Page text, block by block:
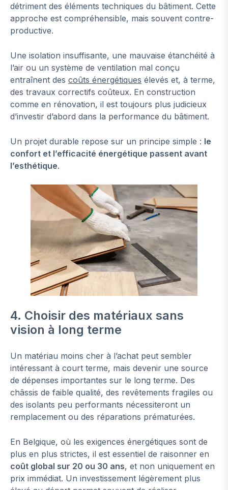
détriment des éléments techniques du bâtiment. Cette
approche est compréhensible, mais souvent contre-
productive.
Une isolation insuffisante, une mauvaise étanchéité à
l’air ou un système de ventilation mal conçu
entraînent des coûts énergétiques élevés et, à terme,
des travaux correctifs coûteux. En construction
comme en rénovation, il est toujours plus judicieux
d’investir d’abord dans la performance du bâtiment.
Un projet durable repose sur un principe simple : le
confort et l’efficacité énergétique passent avant
l’esthétique.
4. Choisir des matériaux sans
vision à long terme
Un matériau moins cher à l’achat peut sembler
intéressant à court terme, mais devenir une source
de dépenses importantes sur le long terme. Des
châssis de faible qualité, des revêtements fragiles ou
des isolants peu performants nécessiteront un
remplacement ou des réparations prématurées.
En Belgique, où les exigences énergétiques sont de
plus en plus strictes, il est essentiel de raisonner en
coût global sur 20 ou 30 ans, et non uniquement en
prix immédiat. Un investissement légèrement plus